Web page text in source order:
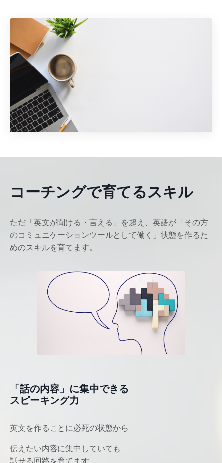
コーチングで育てるスキル
ただ「英文が聞ける・言える」を超え、英語が「その方
のコミュニケーションツールとして働く」状態を作るた
めのスキルを育てます。
「話の内容」に集中できる
スピーキング力
英文を作ることに必死の状態から
伝えたい内容に集中していても
話せる回路を育てます。